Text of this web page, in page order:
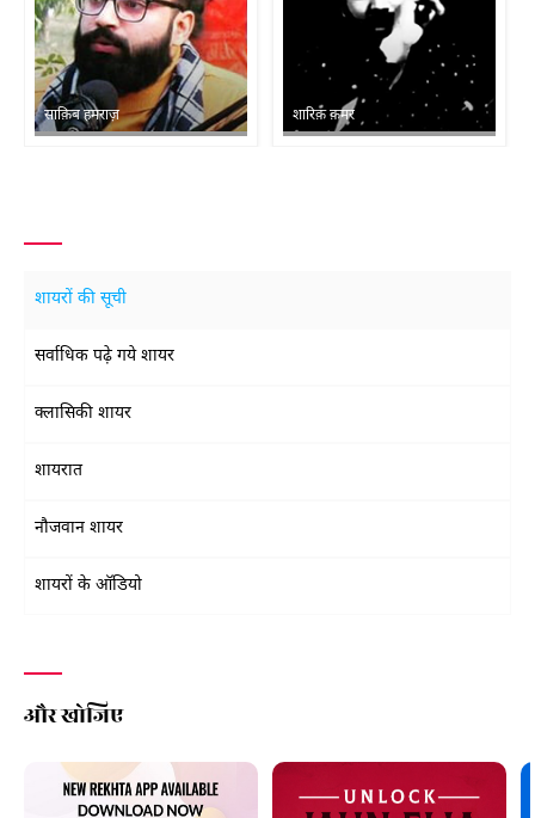
साक़िब हमराज़ शारिक़ क़मर
शायरों की सूची
सर्वाधिक पढ़े गये शायर
क्लासिकी शायर
शायरात
नौजवान शायर
शायरों के ऑडियो
और खोजिए